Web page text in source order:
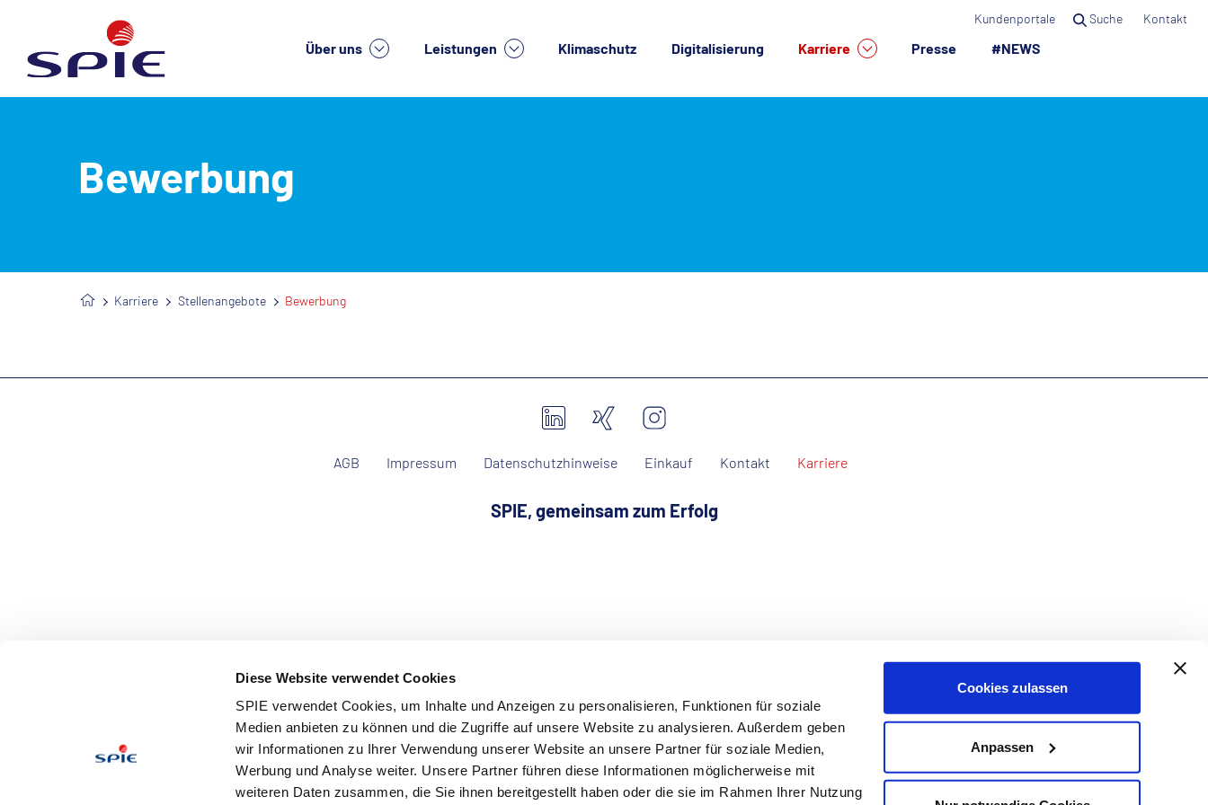
Diese Website verwendet Cookies
SPIE verwendet Cookies, um Inhalte und Anzeigen zu personalisieren, Funktionen für soziale
Medien anbieten zu können und die Zugriffe auf unsere Website zu analysieren. Außerdem geben
wir Informationen zu Ihrer Verwendung unserer Website an unsere Partner für soziale Medien,
Werbung und Analyse weiter. Unsere Partner führen diese Informationen möglicherweise mit
weiteren Daten zusammen, die Sie ihnen bereitgestellt haben oder die sie im Rahmen Ihrer Nutzung
Cookies zulassen
Anpassen
Über uns Leistungen Klimaschutz Digitalisierung Karriere Presse #NEWS
Kundenportale Suche Kontakt
Bewerbung
Karriere Stellenangebote Bewerbung
AGB Impressum Datenschutzhinweise Einkauf Kontakt Karriere
SPIE, gemeinsam zum Erfolg